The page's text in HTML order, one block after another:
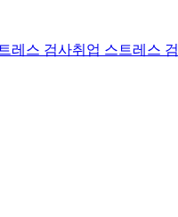
레스 검사취업 스트레스